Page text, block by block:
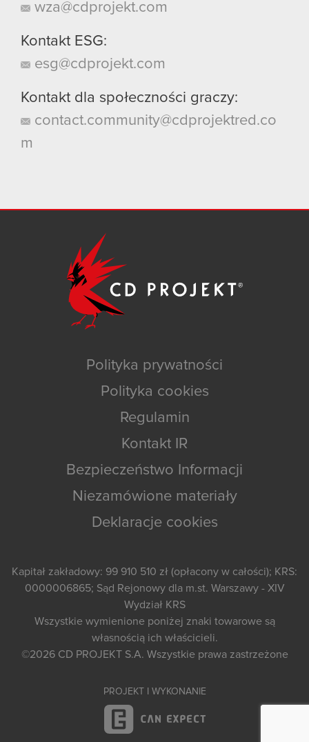
wza@cdprojekt.com
Kontakt ESG:
esg@cdprojekt.com
Kontakt dla społeczności graczy:
contact.community@cdprojektred.co
m
Polityka prywatności
Polityka cookies
Regulamin
Kontakt IR
Bezpieczeństwo Informacji
Niezamówione materiały
Deklaracje cookies
Kapitał zakładowy: 99 910 510 zł (opłacony w całości); KRS:
0000006865; Sąd Rejonowy dla m.st. Warszawy - XIV
Wydział KRS
Wszystkie wymienione poniżej znaki towarowe są
własnością ich właścicieli.
©2026 CD PROJEKT S.A. Wszystkie prawa zastrzeżone
PROJEKT I WYKONANIE